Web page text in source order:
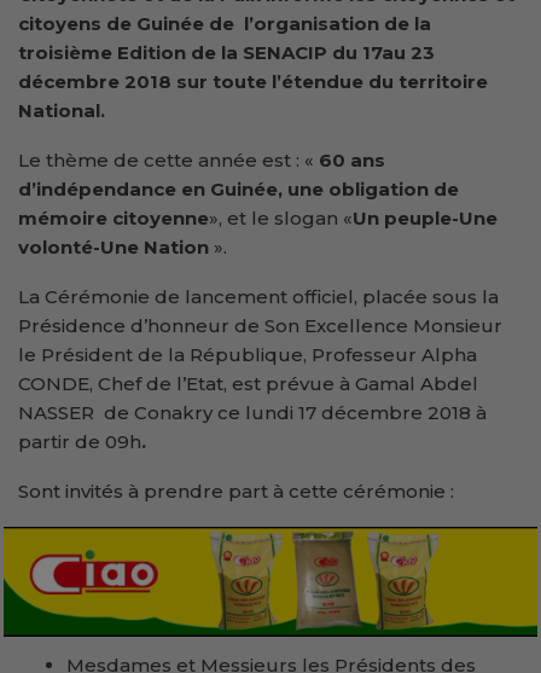
citoyens de Guinée de l’organisation de la
troisième Edition de la SENACIP du 17au 23
décembre 2018 sur toute l’étendue du territoire
National.
Le thème de cette année est : « 60 ans
d’indépendance en Guinée, une obligation de
mémoire citoyenne», et le slogan «Un peuple-Une
volonté-Une Nation ».
La Cérémonie de lancement officiel, placée sous la
Présidence d’honneur de Son Excellence Monsieur
le Président de la République, Professeur Alpha
CONDE, Chef de l’Etat, est prévue à Gamal Abdel
NASSER de Conakry ce lundi 17 décembre 2018 à
partir de 09h.
Sont invités à prendre part à cette cérémonie :
Mesdames et Messieurs les Présidents des